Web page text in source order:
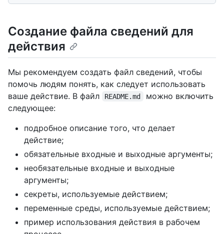
Создание файла сведений для
действия
Мы рекомендуем создать файл сведений, чтобы
помочь людям понять, как следует использовать
ваше действие. В файл
README.md
можно включить
следующее:
подробное описание того, что делает
действие;
обязательные входные и выходные аргументы;
необязательные входные и выходные
аргументы;
секреты, используемые действием;
переменные среды, используемые действием;
пример использования действия в рабочем